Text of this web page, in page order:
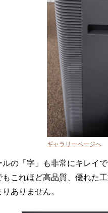
ギャラリーページへ
の「字」も非常にキレイ
これほど高品質、優れた
ありません。